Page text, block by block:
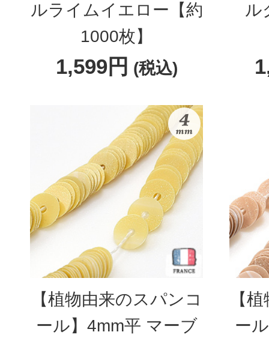
ルライムイエロー【約
1000枚】
1,599円 (税込)
ル
【植物由来のスパンコ
ール】4mm平 マーブ
【
ー